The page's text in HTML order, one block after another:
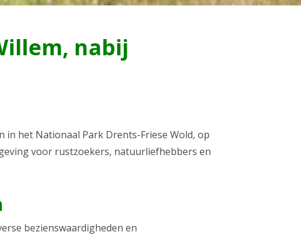
nabij
in het Nationaal Park Drents-Friese Wold, op
voor rustzoekers, natuurliefhebbers en
bezienswaardigheden en